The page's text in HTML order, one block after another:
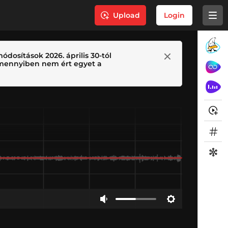
Upload Login
2026. április 30-tól
nem ért egyet a